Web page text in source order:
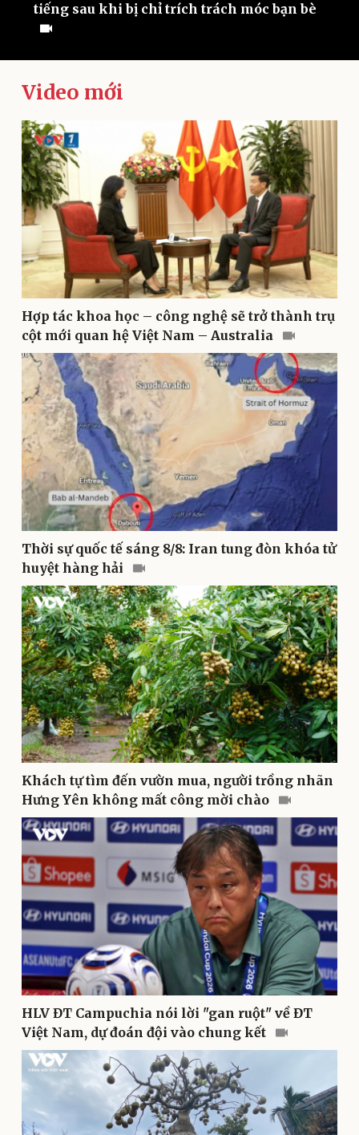
Kinh tế
Bất động sản
Khởi nghiệp
Thị trường
Giá vàng
Tiêu dùng
Tỷ giá
Chứng khoán
Pháp luật
Tin nóng
Tư vấn luật
Quân sự - Quốc phòng
Việt Nam
Phân tích
Thể thao
Bóng đá
Lịch thi đấu bóng đá
Thế giới thể thao
Hậu trường
Ô tô - Xe máy
Ô tô
Xe máy
Tư vấn
tiếng sau khi bị chỉ trích trách móc bạn bè
Video mới
Hợp tác khoa học – công nghệ sẽ trở thành trụ
cột mới quan hệ Việt Nam – Australia
Thời sự quốc tế sáng 8/8: Iran tung đòn khóa tử
huyệt hàng hải
Khách tự tìm đến vườn mua, người trồng nhãn
Hưng Yên không mất công mời chào
HLV ĐT Campuchia nói lời "gan ruột" về ĐT
Việt Nam, dự đoán đội vào chung kết